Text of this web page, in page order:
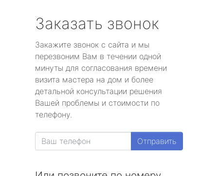
Заказать звонок
Закажите звонок с сайта и мы
перезвоним Вам в течении одной
минуты для согласования времени
визита мастера на дом и более
детальной консультации решения
Вашей проблемы и стоимости по
телефону.
Отправить